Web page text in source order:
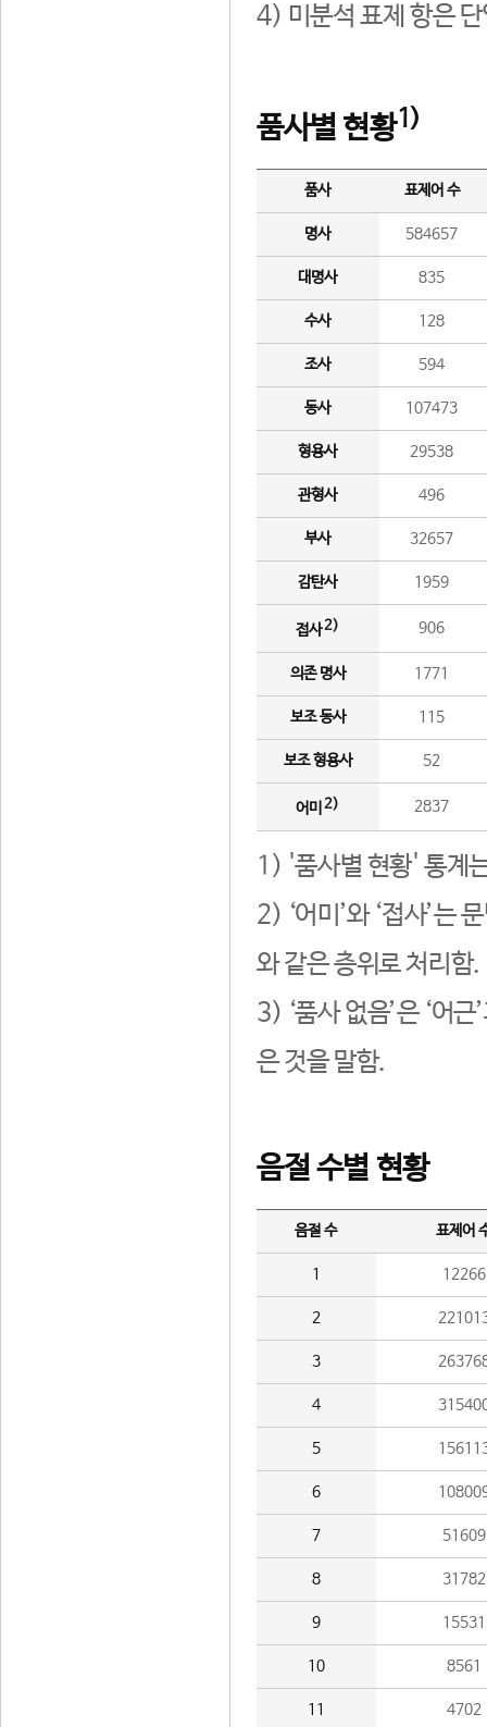
4) 미분석 표제 항은
품사별 현황1)
품사 표제어 수
명사 584657
대명사 835
수사 128
조사 594
동사 107473
형용사 29538
관형사 496
부사 32657
감탄사 1959
접사2) 906
의존 명사 1771
보조 동사 115
보조 형용사 52
어미 2) 2837
1) '품사별 현황' 통계
2) ‘어미’와 ‘접사’는
와 같은 층위로 처리함.
3) ‘품사 없음’은 ‘어
은 것을 말함.
음절 수별 현황
음절 수 표제어
1 12266
2
3
4
5
6
7 51609
8 31782
9 15531
10 8561
11 4702